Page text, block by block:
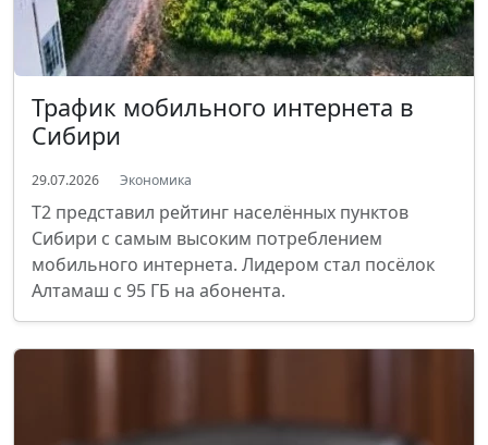
Трафик мобильного интернета в
Сибири
29.07.2026 Экономика
T2 представил рейтинг населённых пунктов
Сибири с самым высоким потреблением
мобильного интернета. Лидером стал посёлок
Алтамаш с 95 ГБ на абонента.